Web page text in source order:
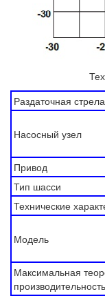
Раздаточная стрела
Насосный узел
Привод
Тип шасси
Технические
Модель
Максимальная